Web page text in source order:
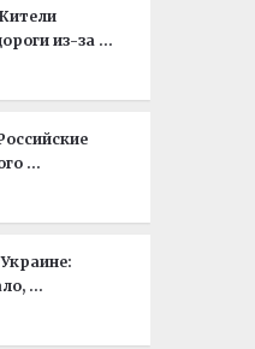
из-за …
…
…